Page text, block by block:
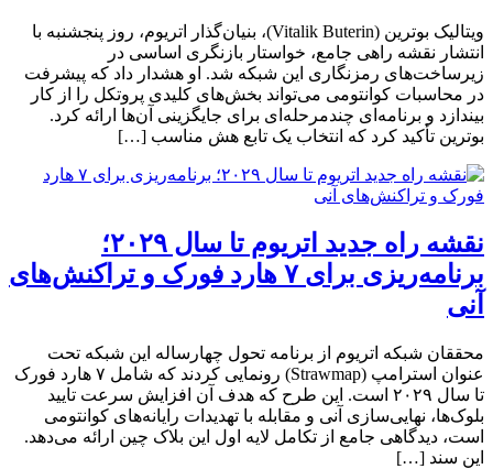
ویتالیک بوترین (Vitalik Buterin)، بنیان‌گذار اتریوم، روز پنجشنبه با
انتشار نقشه راهی جامع، خواستار بازنگری اساسی در
زیرساخت‌های رمزنگاری این شبکه شد. او هشدار داد که پیشرفت
در محاسبات کوانتومی می‌تواند بخش‌های کلیدی پروتکل را از کار
بیندازد و برنامه‌ای چندمرحله‌ای برای جایگزینی آن‌ها ارائه کرد.
بوترین تأکید کرد که انتخاب یک تابع هش مناسب […]
نقشه راه جدید اتریوم تا سال ۲۰۲۹؛
برنامه‌ریزی برای ۷ هارد فورک و تراکنش‌های
آنی
محققان شبکه اتریوم از برنامه تحول چهارساله این شبکه تحت
عنوان استرامپ (Strawmap) رونمایی کردند که شامل ۷ هارد فورک
تا سال ۲۰۲۹ است. این طرح که هدف آن افزایش سرعت تایید
بلوک‌ها، نهایی‌سازی آنی و مقابله با تهدیدات رایانه‌های کوانتومی
است، دیدگاهی جامع از تکامل لایه اول این بلاک چین ارائه می‌دهد.
این سند […]